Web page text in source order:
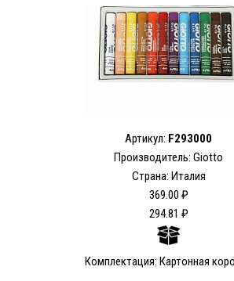
Артикул: F293000
Производитель: Giotto
Страна: Италия
369.00 ₽
294.81 ₽
Комплектация: Картонная